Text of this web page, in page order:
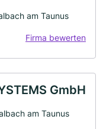
am Taunus
Firma bewerten
GmbH
am Taunus